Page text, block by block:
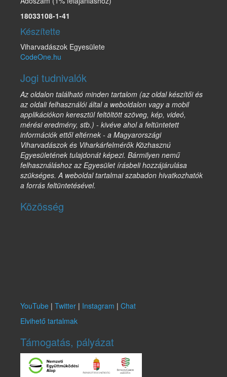
18033108-1-41
Készítette
Viharvadászok Egyesülete
CodeOne.hu
Jogi tudnivalók
Az oldalon található minden tartalom (az oldal készítői és
az oldali felhasználói által a weboldalon vagy a mobil
applikációkon keresztül feltöltött szöveg, kép, videó,
mérési eredmény, stb.) - kivéve ahol a feltüntetett
információk ettől eltérnek - a Magyarországi
Viharvadászok és Viharkárfelmérők Közhasznú
Egyesületének tulajdonát képezi. Bármilyen nemű
felhasználáshoz az Egyesület írásbeli hozzájárulása
szükséges. A weboldal tartalmai szabadon hivatkozhatók
a forrás feltüntetésével.
Közösség
YouTube | Twitter | Instagram | Chat
Elvihető tartalmak
Támogatás, pályázat